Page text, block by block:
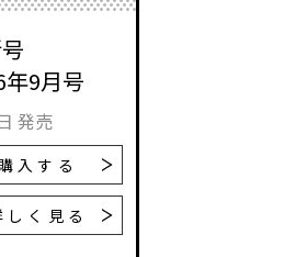
年9月号
発売
購入する
しく見る